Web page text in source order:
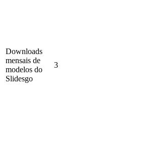
Downloads
mensais de
modelos do
Slidesgo
3